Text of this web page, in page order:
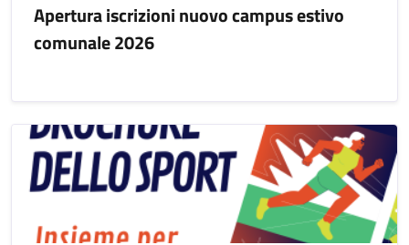
Apertura iscrizioni nuovo campus estivo
comunale 2026